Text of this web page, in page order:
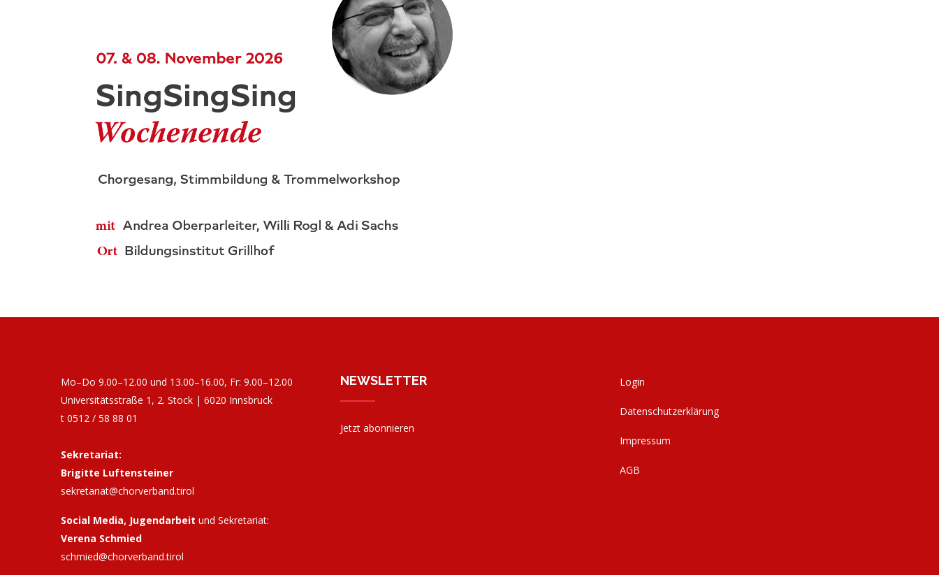
Mo–Do 9.00–12.00 und 13.00–16.00, Fr: 9.00–12.00
Universitätsstraße 1, 2. Stock | 6020 Innsbruck
t 0512 / 58 88 01
Sekretariat:
Brigitte Luftensteiner
sekretariat@chorverband.tirol
Social Media, Jugendarbeit und Sekretariat:
Verena Schmied
schmied@chorverband.tirol
NEWSLETTER
Jetzt abonnieren
Login
Datenschutzerklärung
Impressum
AGB